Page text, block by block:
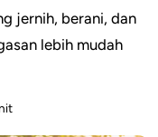
jernih, berani, dan
lebih mudah